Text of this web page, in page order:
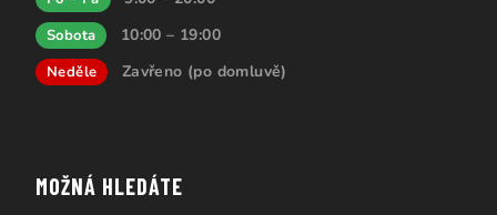
Sobota 10:00 – 19:00
Neděle Zavřeno (po domluvě)
MOŽNÁ HLEDÁTE